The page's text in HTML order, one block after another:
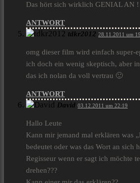
Das hört sich wirklich GENIAL AN !
ANTWORT
tdkr2012 28.11.2011 um
omg dieser film wird einfach super-
ich doch ein wenig skeptisch, aber
das ich nolan da voll vertrau 🙂
ANTWORT
David 03.12.2011 um 22:19
Hallo Leute
Kann mir jemand mal erklären was
bedeutet oder was das Wort an sich
Regisseur wenn er sagt ich möchte
drehen???